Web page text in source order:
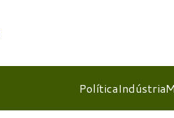
PolíticaIndústria